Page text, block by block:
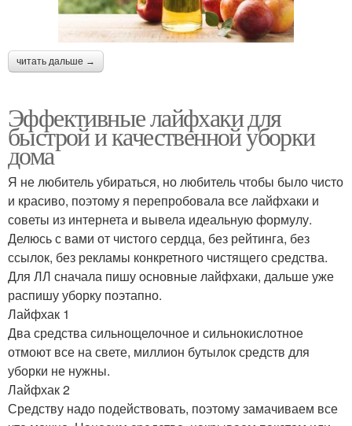
читать дальше →
Эффективные лайфхаки для
быстрой и качественной уборки
дома
Я не любитель убираться, но любитель чтобы было чисто
и красиво, поэтому я перепробовала все лайфхаки и
советы из интернета и вывела идеальную формулу.
Делюсь с вами от чистого сердца, без рейтинга, без
ссылок, без рекламы конкретного чистящего средства.
Для ЛЛ сначала пишу основные лайфхаки, дальше уже
распишу уборку поэтапно.
Лайфхак 1
Два средства сильнощелочное и сильнокислотное
отмоют все на свете, миллион бутылок средств для
уборки не нужны.
Лайфхак 2
Средству надо подействовать, поэтому замачиваем все